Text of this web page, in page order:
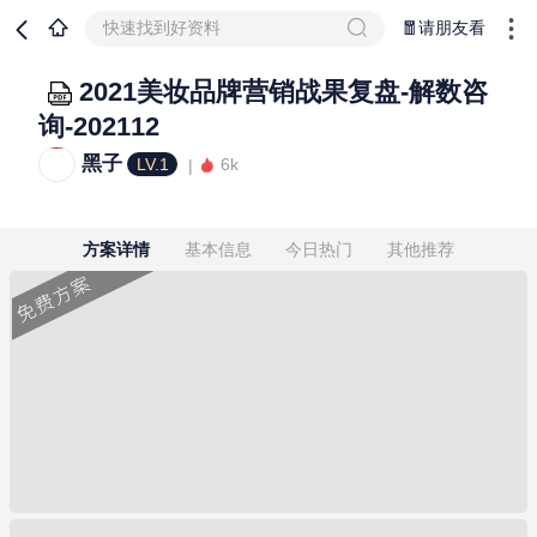
快速找到好资料 🧧请朋友看
2021美妆品牌营销战果复盘-解数咨
询-202112
黑子 LV.1 6k
方案详情 基本信息 今日热门 其他推荐